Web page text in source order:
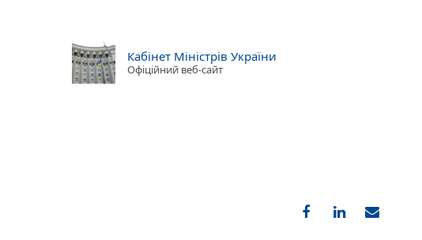
Кабінет Міністрів України
Офіційний веб-сайт